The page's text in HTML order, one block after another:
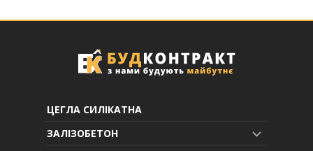
ЦЕГЛА СИЛІКАТНА
ЗАЛІЗОБЕТОН